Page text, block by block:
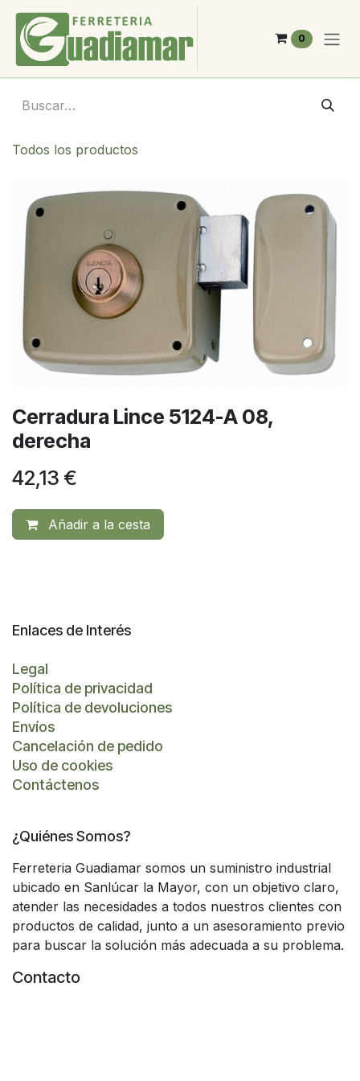
Ir al contenido
0
Todos los productos
Cerradura Lince 5124-A 08,
derecha
42,13 €
Añadir a la cesta
Enlaces de Interés
Legal
Política de privacidad
Política de devoluciones
Envíos
Cancelación de pedido
Uso de cookies
Contáctenos
¿Quiénes Somos?
Ferreteria Guadiamar somos un suministro industrial
ubicado en Sanlúcar la Mayor, con un objetivo claro,
atender las necesidades a todos nuestros clientes con
productos de calidad, junto a un asesoramiento previo
para buscar la solución más adecuada a su problema.
Contacto